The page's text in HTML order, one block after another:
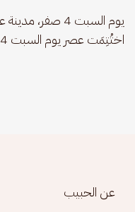
يوم السبت 4
اختُتِمَت عصر يوم السبت 4 صفر 1448هـ،...
Footer menu
عن الحبيب